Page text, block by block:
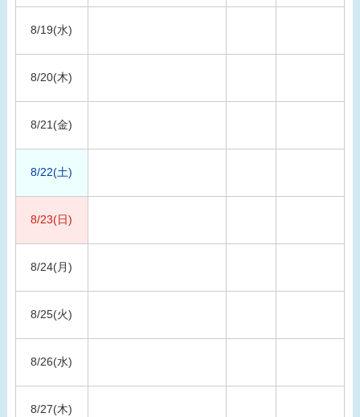
8/19(水)
8/20(木)
8/21(金)
8/22(土)
8/23(日)
8/24(月)
8/25(火)
8/26(水)
8/27(木)